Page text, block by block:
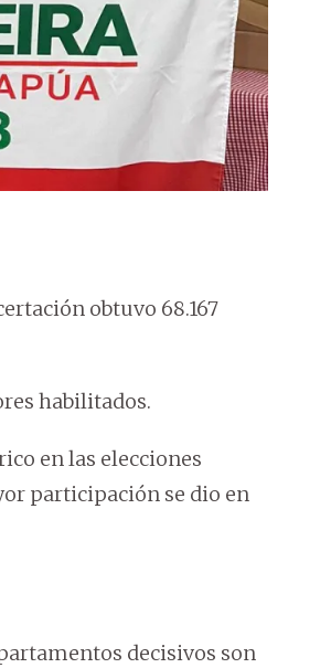
obtuvo 68.167
habilitados.
en las elecciones
participación se dio en
decisivos son